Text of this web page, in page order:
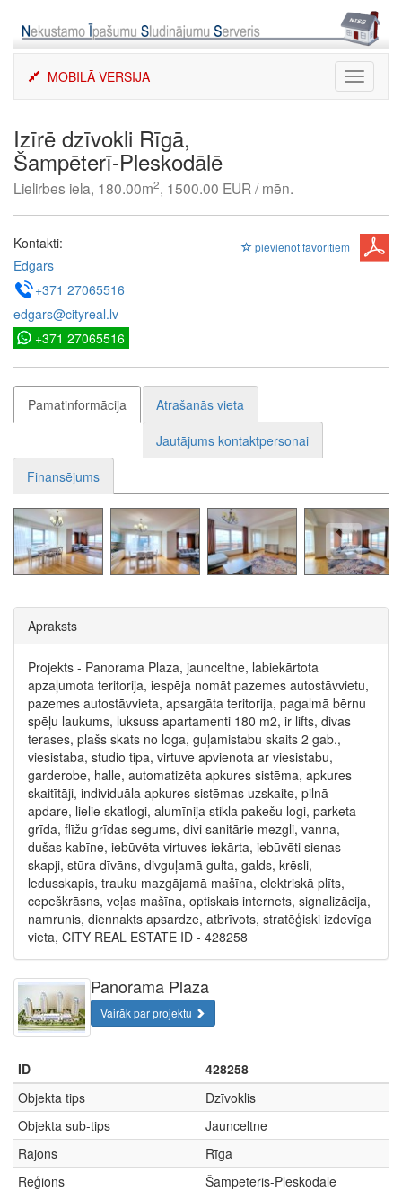
content
Toggle
MOBILĀ VERSIJA
Izīrē dzīvokli Rīgā,
Šampēterī-Pleskodālē
Lielirbes iela, 180.00m2, 1500.00 EUR / mēn.
pievienot favorītiem
Kontakti:
Edgars
+371 27065516
edgars@cityreal.lv
+371 27065516
Pamatinformācija
Atrašanās vieta
Jautājums kontaktpersonai
Finansējums
Apraksts
Projekts - Panorama Plaza, jaunceltne, labiekārtota
apzaļumota teritorija, iespēja nomāt pazemes autostāvvietu,
pazemes autostāvvieta, apsargāta teritorija, pagalmā bērnu
spēļu laukums, luksuss apartamenti 180 m2, ir lifts, divas
terases, plašs skats no loga, guļamistabu skaits 2 gab.,
viesistaba, studio tipa, virtuve apvienota ar viesistabu,
garderobe, halle, automatizēta apkures sistēma, apkures
skaitītāji, individuāla apkures sistēmas uzskaite, pilnā
apdare, lielie skatlogi, alumīnija stikla pakešu logi, parketa
grīda, flīžu grīdas segums, divi sanitārie mezgli, vanna,
dušas kabīne, iebūvēta virtuves iekārta, iebūvēti sienas
skapji, stūra dīvāns, divguļamā gulta, galds, krēsli,
ledusskapis, trauku mazgājamā mašīna, elektriskā plīts,
cepeškrāsns, veļas mašīna, optiskais internets, signalizācija,
namrunis, diennakts apsardze, atbrīvots, stratēģiski izdevīga
vieta, CITY REAL ESTATE ID - 428258
Panorama Plaza
Vairāk par projektu
ID
428258
Objekta tips
Dzīvoklis
Objekta sub-tips
Jaunceltne
Rajons
Rīga
Reģions
Šampēteris-Pleskodāle